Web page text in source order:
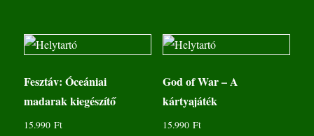
Fesztáv: Óceániai
madarak kiegészítő
15.990Ft
God of War – A
kártyajáték
15.990 Ft